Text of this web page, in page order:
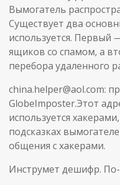
Вымогатель
Существует два
используется. Первый
ящиков со спамом, а
перебора удаленного
china.helper@aol.com:
GlobeImposter.Этот
используется
подсказках
общения с хакерами.
Инструмет дешифр.